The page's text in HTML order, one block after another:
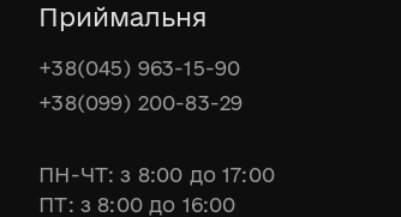
Приймальня
+38(045) 963-15-90
+38(099) 200-83-29
ПН-ЧТ: з 8:00 до 17:00
ПТ: з 8:00 до 16:00